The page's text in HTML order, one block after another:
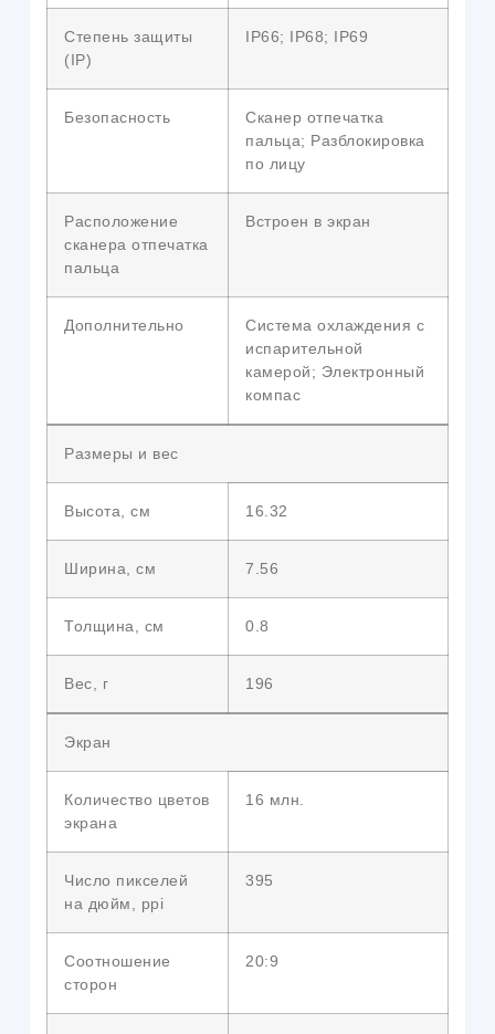
Степень защиты
(IP)
IP66; IP68; IP69
Безопасность
Сканер отпечатка
пальца; Разблокировка
по лицу
Расположение
сканера отпечатка
пальца
Встроен в экран
Дополнительно
Система охлаждения с
испарительной
камерой; Электронный
компас
Размеры и вес
Высота, см 16.32
Ширина, см 7.56
Толщина, см 0.8
Вес, г 196
Экран
Количество цветов
экрана
16 млн.
Число пикселей
на дюйм, ppi
395
Соотношение
сторон
20:9